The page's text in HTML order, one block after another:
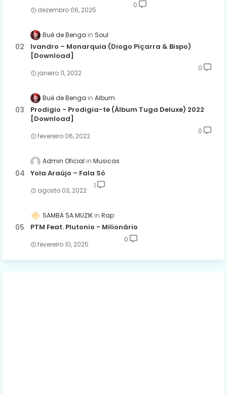
dezembro 06, 2025
0
Bué de Benga Soul
Ivandro – Monarquia (Diogo Piçarra & Bispo)
[Download]
janeiro 11, 2022
0
Bué de Benga Album
Prodigio - Prodigia-te (Álbum Tuga Deluxe) 2022
[Download]
fevereiro 06, 2022
0
Admin Oficial Musicas
Yola Araújo – Fala Só
agosto 03, 2022
1
SAMBA SA MUZIK Rap
PTM Feat. Plutonio - Milionário
fevereiro 10, 2025
0